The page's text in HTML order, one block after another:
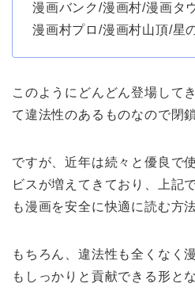
漫画バンク/漫画村/漫画タ
漫画村プロ/漫画村山頂/星
このようにどんどん登場して
て違法性のあるものなので閉
ですが、近年は続々と優良で
ビスが増えてきており、上記
も漫画を安全に快適に読む方
もちろん、違法性も全くなく
もしっかりと貢献できる形と